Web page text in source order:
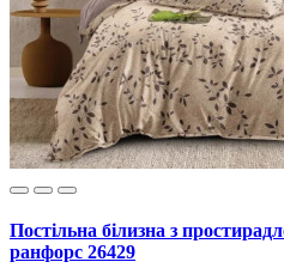
Постільна білизна з
ранфорс 26429